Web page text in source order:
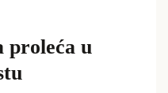
proleća u